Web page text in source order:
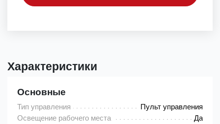
Характеристики
Основные
Тип управления
Пульт управления
Освещение рабочего места
Да